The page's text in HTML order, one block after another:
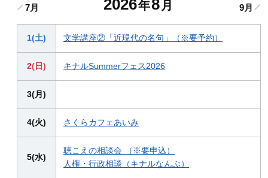
7月 2026年8 月 9月
1(土) 文学講座②「近現代の名句」（※要予約）
2(日) キナルSummerフェス2026
3(月)
4(火) さくらカフェあいみ
5(水)
聴こえの相談会 （※要申込）
人権・行政相談（キナルなんぶ）